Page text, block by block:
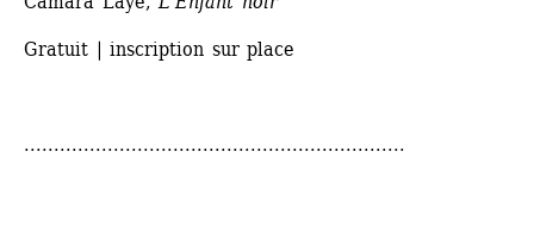
Gratuit | inscription sur place
................................................................